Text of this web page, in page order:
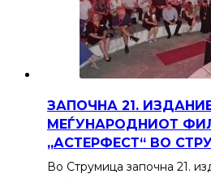
ЗАПОЧНА 21.
МЕЃУНАРОДНИОТ
„АСТЕРФЕСТ“ ВО
Во Струмица започна 21.